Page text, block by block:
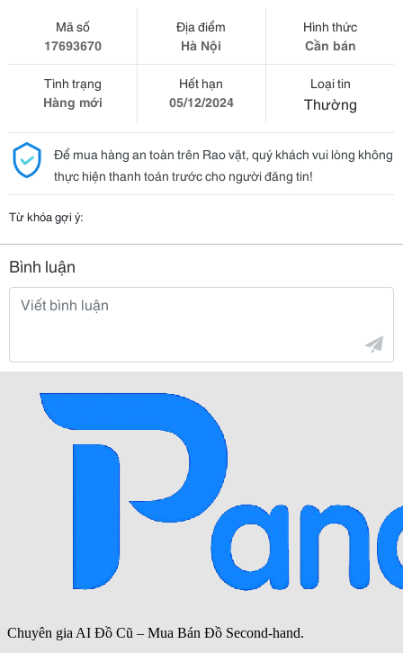
Mã số
17693670
Địa điểm
Hà Nội
Hình thức
Cần bán
Tình trạng
Hàng mới
Hết hạn
05/12/2024
Loại tin
Thường
Để mua hàng an toàn trên Rao vặt, quý khách vui lòng không
thực hiện thanh toán trước cho người đăng tin!
Từ khóa gợi ý:
Bình luận